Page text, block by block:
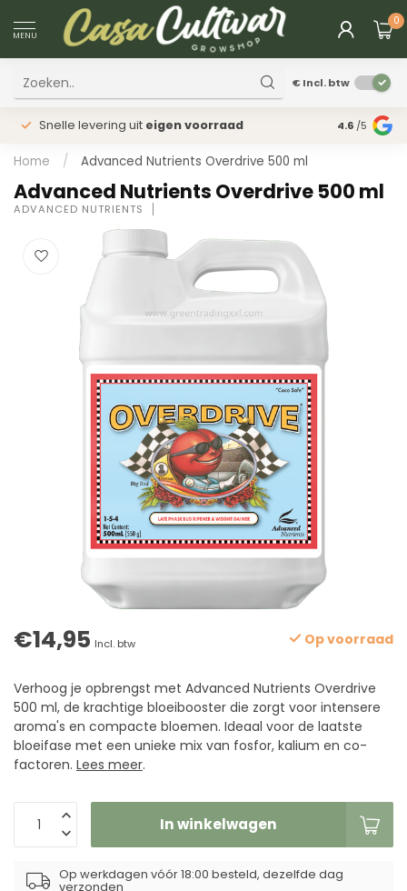
MENU
0
€Incl. btw
Snelle levering uit eigen voorraad Fysieke
4.6 /5
Home / Advanced Nutrients Overdrive 500 ml
Advanced Nutrients Overdrive 500 ml
ADVANCED NUTRIENTS
€14,95 Incl. btw Op voorraad
Verhoog je opbrengst met Advanced Nutrients Overdrive
500 ml, de krachtige bloeibooster die zorgt voor intensere
aroma's en compacte bloemen. Ideaal voor de laatste
bloeifase met een unieke mix van fosfor, kalium en co-
factoren. Lees meer.
In winkelwagen
Op werkdagen vóór 18:00 besteld, dezelfde dag
verzonden